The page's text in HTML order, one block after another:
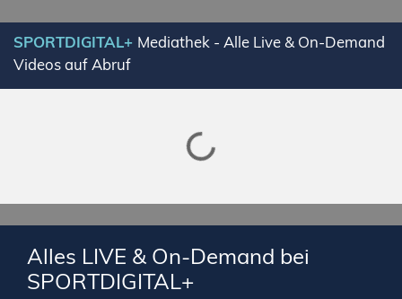
SPORTDIGITAL+ Mediathek - Alle Live & On-Demand
Videos auf Abruf
Lade SPORTDIGITAL+ Mediathek
Alles LIVE & On-Demand bei
SPORTDIGITAL+